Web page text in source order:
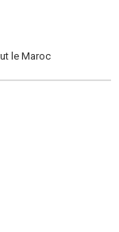
le Maroc